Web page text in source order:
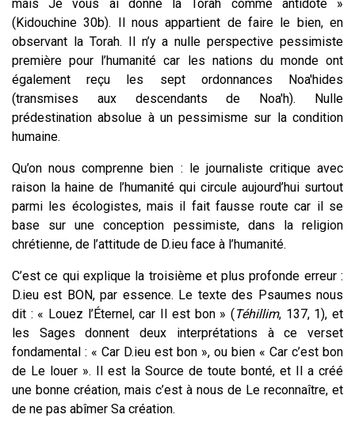
mais Je vous ai donné la Torah comme antidote »
(Kidouchine 30b). Il nous appartient de faire le bien, en
observant la Torah. Il n’y a nulle perspective pessimiste
première pour l’humanité car les nations du monde ont
également reçu les sept ordonnances Noa'hides
(transmises aux descendants de Noa'h). Nulle
prédestination absolue à un pessimisme sur la condition
humaine.
Qu’on nous comprenne bien : le journaliste critique avec
raison la haine de l’humanité qui circule aujourd’hui surtout
parmi les écologistes, mais il fait fausse route car il se
base sur une conception pessimiste, dans la religion
chrétienne, de l’attitude de D.ieu face à l’humanité.
C’est ce qui explique la troisième et plus profonde erreur :
D.ieu est BON, par essence. Le texte des Psaumes nous
dit : « Louez l’Éternel, car Il est bon » (Téhillim, 137, 1), et
les Sages donnent deux interprétations à ce verset
fondamental : « Car D.ieu est bon », ou bien « Car c’est bon
de Le louer ». Il est la Source de toute bonté, et Il a créé
une bonne création, mais c’est à nous de Le reconnaître, et
de ne pas abîmer Sa création.